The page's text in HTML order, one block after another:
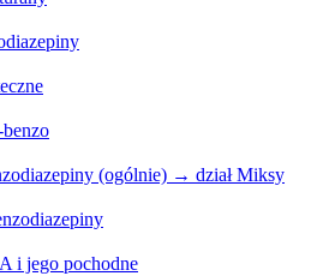
(ogólnie) → dział Miksy
pochodne